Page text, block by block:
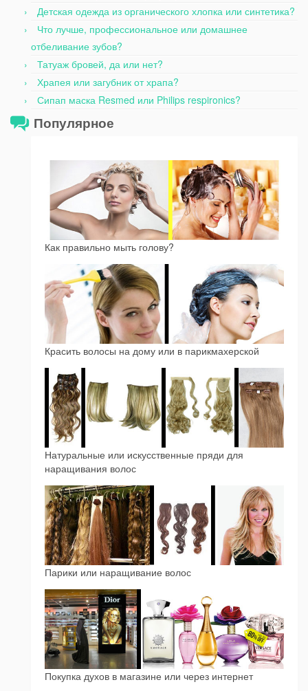
Детская одежда из органического хлопка или синтетика?
Что лучше, профессиональное или домашнее
отбеливание зубов?
Татуаж бровей, да или нет?
Храпея или загубник от храпа?
Сипап маска Resmed или Philips respironics?
Популярное
Как правильно мыть голову?
Красить волосы на дому или в парикмахерской
Натуральные или искусственные пряди для
наращивания волос
Парики или наращивание волос
Покупка духов в магазине или через интернет